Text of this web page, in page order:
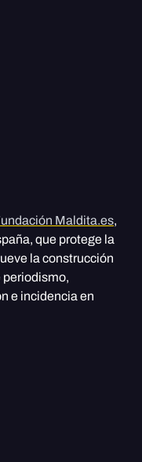
Maldita.es,
que protege la
la construcción
periodismo,
e incidencia en